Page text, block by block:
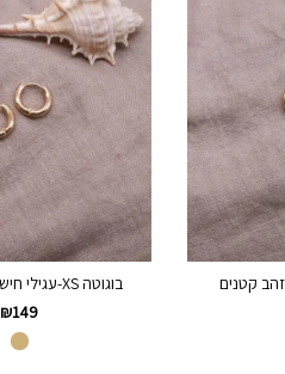
בוגוטה XS-עגילי חישוק זהב קטנים
₪149